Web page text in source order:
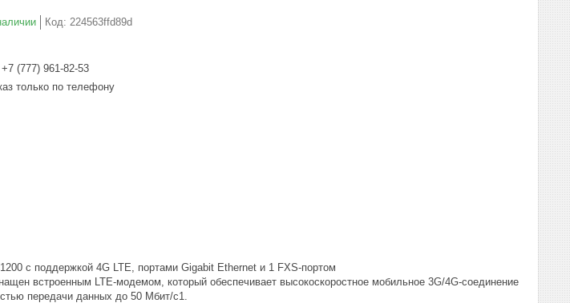
Код: 224563ffd89d
+7 (777) 961-82-53
только по телефону
с поддержкой 4G LTE, портами Gigabit Ethernet и 1 FXS-портом
встроенным LTE-модемом, который обеспечивает высокоскоростное мобильное 3G/4G-соединение
передачи данных до 50 Мбит/с1.